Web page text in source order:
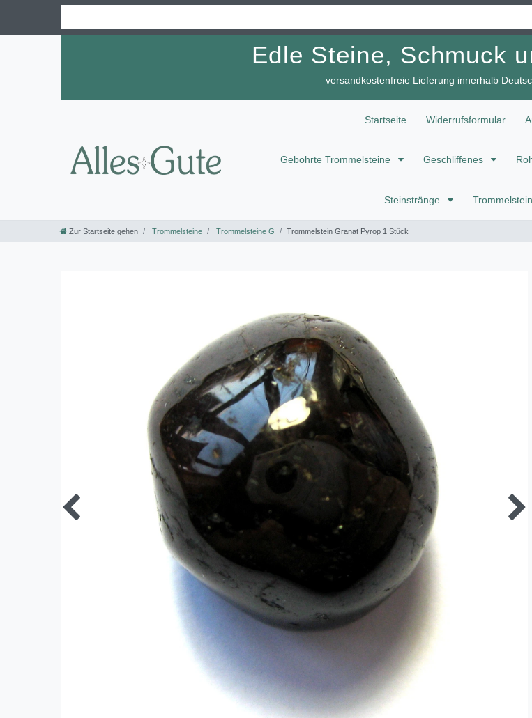
Edle Steine, Schmuck
versandkostenfreie Lieferung innerhalb
Startseite Widerrufsformular
Gebohrte Trommelsteine Geschliffenes
Steinstränge
Zur Startseite gehen Trommelsteine Trommelsteine G Trommelstein Granat Pyrop 1 Stück